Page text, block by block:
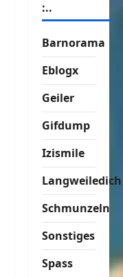
:..
Barnorama
Eblogx
Geiler
Gifdump
Izismile
Langweiledich
Schmunzeln
Sonstiges
Spass